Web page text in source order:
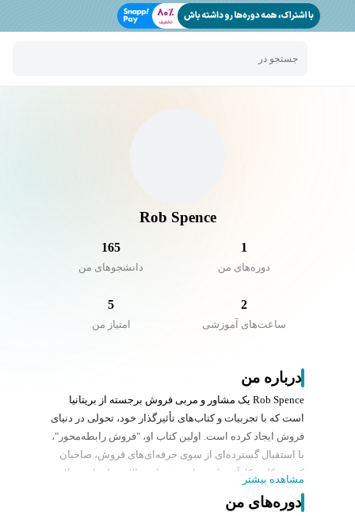
جستجو در
Rob Spence
1
دوره‌های من
165
دانشجو‌های من
2
ساعت‌های آموزشی
5
امتیاز من
درباره من
Rob Spence یک مشاور و مربی فروش برجسته از بریتانیا
است که با تجربیات و کتاب‌های تأثیرگذار خود، تحولی در دنیای
فروش ایجاد کرده است. اولین کتاب او، "فروش رابطه‌محور"،
با استقبال گسترده‌ای از سوی حرفه‌ای‌های فروش، صاحبان
کسب‌وکار و کارآفرینان مواجه شد. او مقالاتی را برای مجلات
مختلف تجاری در بریتانیا نوشته و به دلیل توانایی
منحصربه‌فردش در انگیزه‌بخشی به دیگران شناخته می‌شود –
مشاهده بیشتر
دوره‌های من